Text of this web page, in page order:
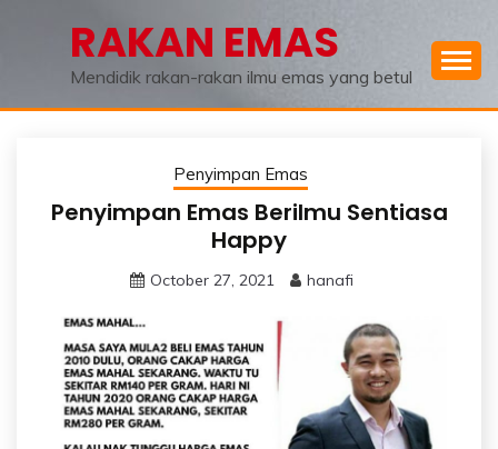
RAKAN EMAS
Mendidik rakan-rakan ilmu emas yang betul
Penyimpan Emas
Penyimpan Emas Berilmu Sentiasa
Happy
October 27, 2021 hanafi